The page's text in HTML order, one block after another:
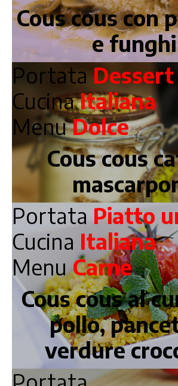
Cous cous con
e funghi
PortataDessert
CucinaItaliana
MenuDolce
Cous cous
Portata Piatto
Cucina Italiana
MenuCarne
Cous cous al
pollo,
verdure